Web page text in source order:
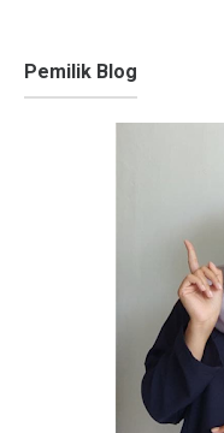
Pemilik Blog